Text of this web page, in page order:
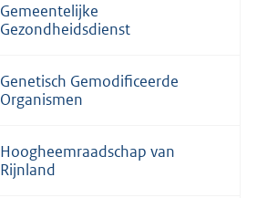
Gemeentelijke
Gezondheidsdienst
Genetisch Gemodificeerde
Organismen
Hoogheemraadschap van
Rijnland